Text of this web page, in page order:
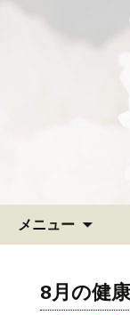
難波・
和食「
大阪難波の
ホービン
して、美
メニュー
8月の健